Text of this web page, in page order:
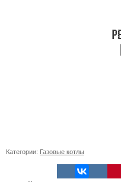
Категории: Газовые котлы